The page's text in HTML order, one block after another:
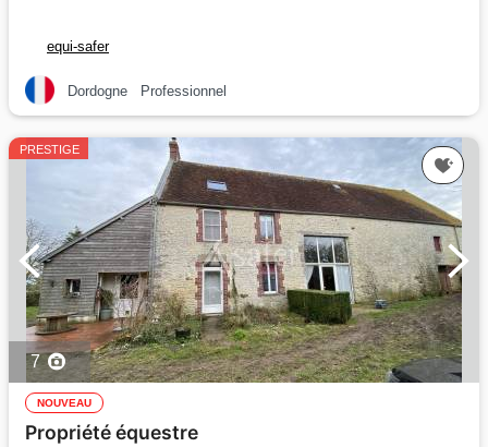
equi-safer
Dordogne Professionnel
PRESTIGE
7
NOUVEAU
Propriété équestre